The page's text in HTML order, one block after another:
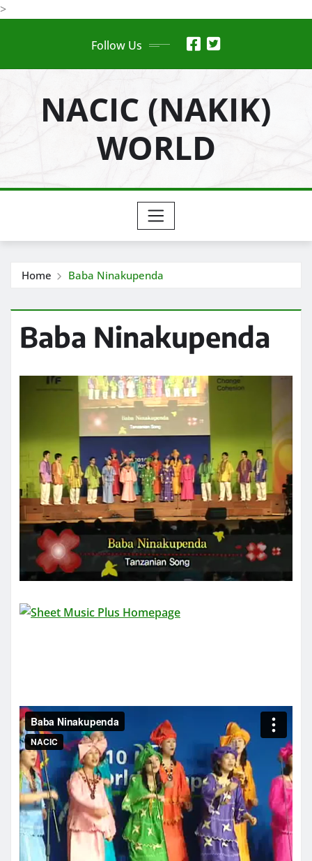
>Skip
Follow Us
NACIC (NAKIK)
WORLD
Home Baba Ninakupenda
Baba Ninakupenda